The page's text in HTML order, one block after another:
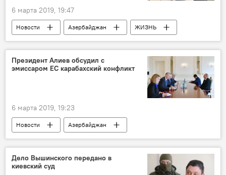
6 марта 2019, 19:47
Новости Азербайджан
ЖИЗНЬ
ТЕХНОЛОГИИ
информатика
Алгоритмика
Программирование
Президент Алиев обсудил с
эмиссаром ЕС карабахский конфликт
6 марта 2019, 19:23
Новости
Азербайджан
Новости мира
Карабах
Политика
Ильхам Алиев
Тойво Клаар
Европейский союз
Дело Вышинского передано в
киевский суд